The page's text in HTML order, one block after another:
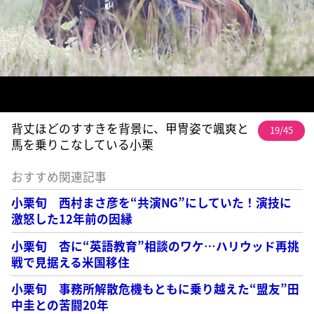
背丈ほどのすすきを背景に、甲冑姿で颯爽と
馬を乗りこなしている小栗
19/45
おすすめ関連記事
小栗旬 西村まさ彦を“共演NG”にしていた！演技に
激怒した12年前の因縁
小栗旬 杏に“英語教育”相談のワケ…ハリウッド再挑
戦で見据える米国移住
小栗旬 事務所解散危機もともに乗り越えた“盟友”田
中圭との苦闘20年